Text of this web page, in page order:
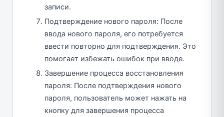
записи.
Подтверждение нового пароля: После
ввода нового пароля, его потребуется
ввести повторно для подтверждения. Это
помогает избежать ошибок при вводе.
Завершение процесса восстановления
пароля: После подтверждения нового
пароля, пользователь может нажать на
кнопку для завершения процесса